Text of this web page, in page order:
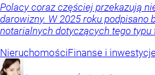
Polacy coraz częściej przekazują
darowizny. W 2025 roku podpisano
notarialnych dotyczących tego typu
NieruchomościFinanse i